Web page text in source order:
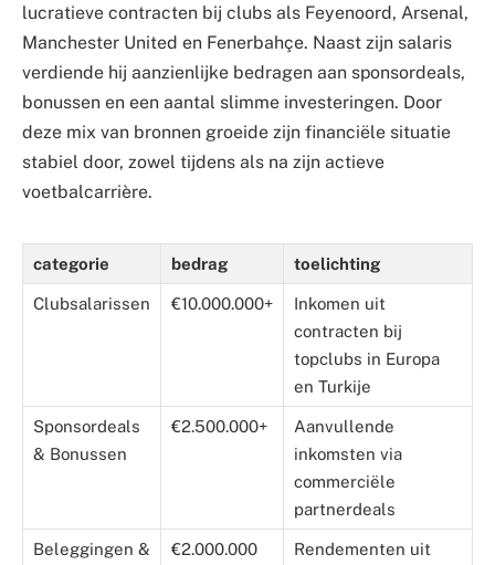
lucratieve contracten bij clubs als Feyenoord, Arsenal,
Manchester United en Fenerbahçe. Naast zijn salaris
verdiende hij aanzienlijke bedragen aan sponsordeals,
bonussen en een aantal slimme investeringen. Door
deze mix van bronnen groeide zijn financiële situatie
stabiel door, zowel tijdens als na zijn actieve
voetbalcarrière.
categorie bedrag toelichting
Clubsalarissen €10.000.000+
Inkomen uit
contracten bij
topclubs in Europa
en Turkije
Sponsordeals
& Bonussen
€2.500.000+
Aanvullende
inkomsten via
commerciële
partnerdeals
Beleggingen &
€2.000.000
Rendementen uit